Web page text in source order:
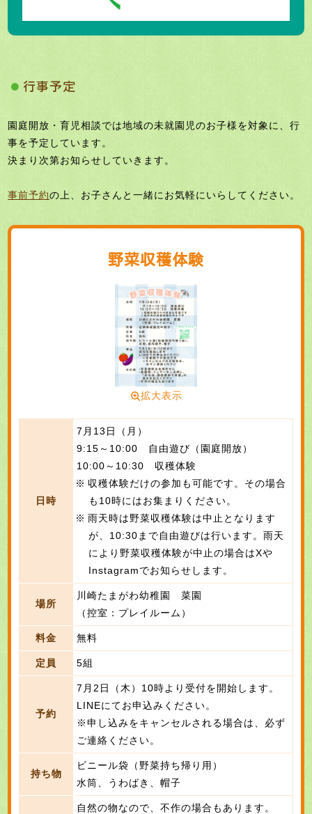
行事予定
園庭開放・育児相談では地域の未就園児のお子様を対象に、行
事を予定しています。
決まり次第お知らせしていきます。
事前予約の上、お子さんと一緒にお気軽にいらしてください。
野菜収穫体験
日時
7月13日（月）
9:15～10:00 自由遊び（園庭開放）
10:00～10:30 収穫体験
収穫体験だけの参加も可能です。その場合
も10時にはお集まりください。
雨天時は野菜収穫体験は中止となります
が、10:30まで自由遊びは行います。雨天
により野菜収穫体験が中止の場合はXや
Instagramでお知らせします。
場所
川崎たまがわ幼稚園 菜園
（控室：プレイルーム）
料金 無料
定員 5組
予約
7月2日（木）10時より受付を開始します。
LINEにてお申込みください。
※申し込みをキャンセルされる場合は、必ず
ご連絡ください。
持ち物
ビニール袋（野菜持ち帰り用）
水筒、うわばき、帽子
自然の物なので、不作の場合もあります。
拡大表示